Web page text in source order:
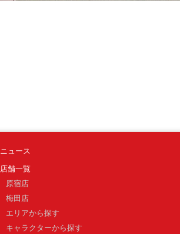
ニュース
店舗一覧
原宿店
梅田店
エリアから探す
キャラクターから探す